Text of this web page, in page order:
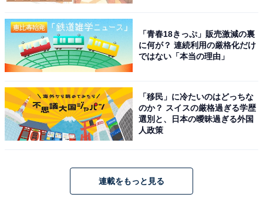
「青春18きっぷ」販売激減の裏
に何が？ 連続利用の厳格化だけ
ではない「本当の理由」
「移民」に冷たいのはどっちな
のか？ スイスの厳格過ぎる学歴
選別と、日本の曖昧過ぎる外国
人政策
連載をもっと見る